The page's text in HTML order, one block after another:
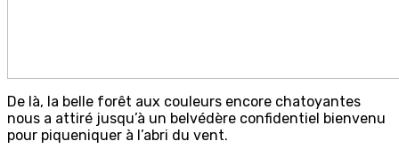
De là, la belle forêt aux couleurs encore chatoyantes
nous a attiré jusqu’à un belvédère confidentiel bienvenu
pour piqueniquer à l’abri du vent.